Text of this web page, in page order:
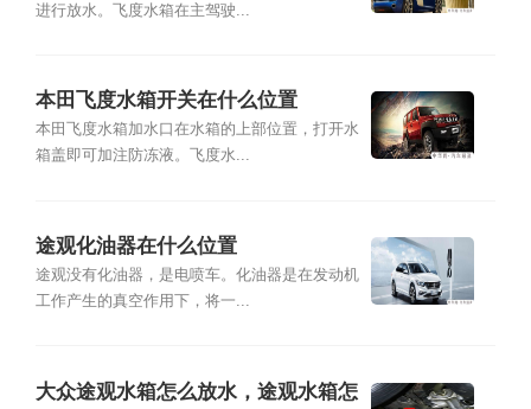
进行放水。飞度水箱在主驾驶...
本田飞度水箱开关在什么位置
本田飞度水箱加水口在水箱的上部位置，打开水
箱盖即可加注防冻液。飞度水...
途观化油器在什么位置
途观没有化油器，是电喷车。化油器是在发动机
工作产生的真空作用下，将一...
大众途观水箱怎么放水，途观水箱怎